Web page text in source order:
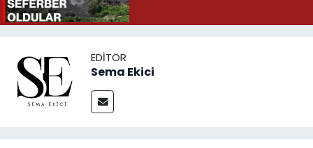
EDITÖR
Sema Ekici